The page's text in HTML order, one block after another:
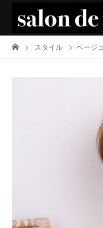
スタイル ベージ